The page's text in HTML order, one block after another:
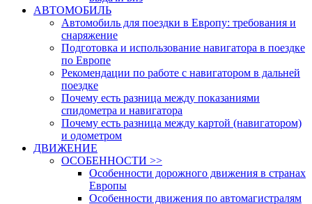
АВТОМОБИЛЬ
Автомобиль для поездки в Европу: требования и
снаряжение
Подготовка и использование навигатора в поездке
по Европе
Рекомендации по работе с навигатором в дальней
поездке
Почему есть разница между показаниями
спидометра и навигатора
Почему есть разница между картой (навигатором)
и одометром
ДВИЖЕНИЕ
ОСОБЕННОСТИ >>
Особенности дорожного движения в странах
Европы
Особенности движения по автомагистралям